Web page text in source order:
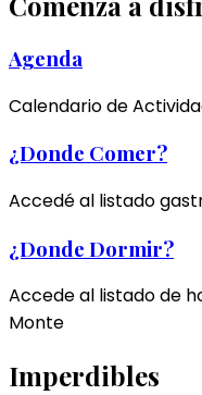
Agenda
Calendario de
¿Donde Comer?
Accedé al listado
¿Donde Dormir?
Accede al listado de
Monte
Imperdibles